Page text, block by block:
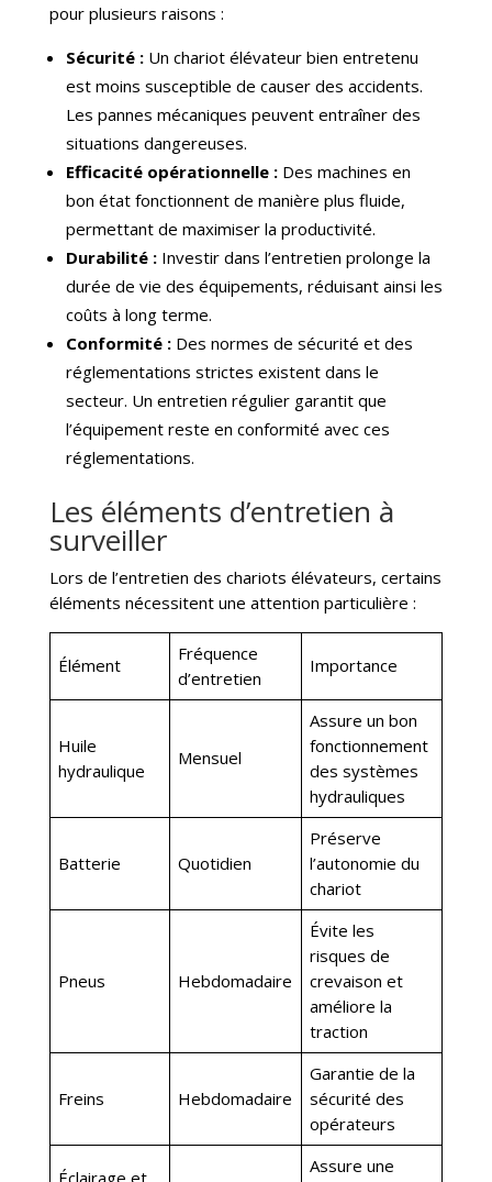
pour plusieurs raisons :
Sécurité :Un chariot élévateur bien entretenu
est moins susceptible de causer des accidents.
Les pannes mécaniques peuvent entraîner des
situations dangereuses.
Efficacité opérationnelle :Des machines en
bon état fonctionnent de manière plus fluide,
permettant de maximiser la productivité.
Durabilité :Investir dans l’entretien prolonge la
durée de vie des équipements, réduisant ainsi les
coûts à long terme.
Conformité :Des normes de sécurité et des
réglementations strictes existent dans le
secteur. Un entretien régulier garantit que
l’équipement reste en conformité avec ces
réglementations.
Les éléments d’entretien à
surveiller
Lors de l’entretien des chariots élévateurs, certains
éléments nécessitent une attention particulière :
Élément
Fréquence
d’entretien
Importance
Huile
hydraulique
Mensuel
Assure un bon
fonctionnement
des systèmes
hydrauliques
Batterie Quotidien
Préserve
l’autonomie du
chariot
Pneus Hebdomadaire
Évite les
risques de
crevaison et
améliore la
traction
Freins Hebdomadaire
Garantie de la
sécurité des
opérateurs
Éclairage et
Assure une